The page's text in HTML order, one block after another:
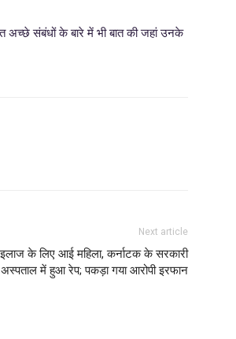
अच्छे संबंधों के बारे में भी बात की जहां उनके
Next article
के लिए आई महिला, कर्नाटक के सरकारी
अस्पताल में हुआ रेप; पकड़ा गया आरोपी इरफान